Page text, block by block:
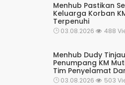
Menhub Pastikan
Keluarga Korban
Terpenuhi
03.08.2026 488
Menhub Dudy
Penumpang KM
Tim Penyelamat
Berjalan
03.08.2026 503